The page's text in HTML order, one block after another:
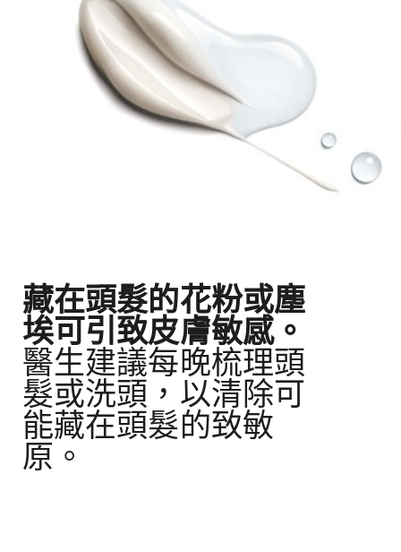
藏在頭髮的花粉或塵
埃可引致皮膚敏感。
醫生建議每晚梳理頭
髮或洗頭，以清除可
能藏在頭髮的致敏
原。